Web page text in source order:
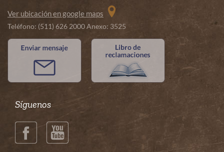
Ver ubicación en google maps
Teléfono: (511) 626 2000 Anexo: 3525
Síguenos